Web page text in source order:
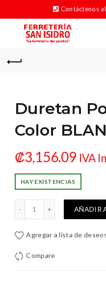
Contáctenos
Duretan
Color
₡3,156.09 IVA
HAY EXISTENCIAS
Color BLANCO 95g
AÑADIR
Agregar a lista de
Compare